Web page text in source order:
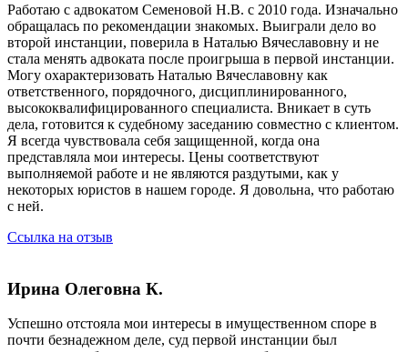
Работаю с адвокатом Семеновой Н.В. с 2010 года. Изначально
обращалась по рекомендации знакомых. Выиграли дело во
второй инстанции, поверила в Наталью Вячеславовну и не
стала менять адвоката после проигрыша в первой инстанции.
Могу охарактеризовать Наталью Вячеславовну как
ответственного, порядочного, дисциплинированного,
высококвалифицированного специалиста. Вникает в суть
дела, готовится к судебному заседанию совместно с клиентом.
Я всегда чувствовала себя защищенной, когда она
представляла мои интересы. Цены соответствуют
выполняемой работе и не являются раздутыми, как у
некоторых юристов в нашем городе. Я довольна, что работаю
с ней.
Ссылка на отзыв
Ирина Олеговна К.
Успешно отстояла мои интересы в имущественном споре в
почти безнадежном деле, суд первой инстанции был